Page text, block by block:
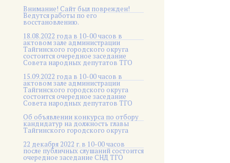
Внимание! Сайт был поврежден!
Ведутся работы по его
восстановлению.
18.08.2022 года в 10-00 часов в
актовом зале администрации
Тайгинского городского округа
состоится очередное заседание
Совета народных депутатов ТГО
15.09.2022 года в 10-00 часов в
актовом зале администрации
Тайгинского городского округа
состоится очередное заседание
Совета народных депутатов ТГО
Об объявлении конкурса по отбору
кандидатур на должность главы
Тайгинского городского округа
22 декабря 2022 г. в 10-00 часов
после публичных слушаний состоится
очередное заседание СНД ТГО